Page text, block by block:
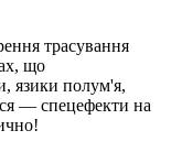
трасування
що
язики полум'я,
— спецефекти на